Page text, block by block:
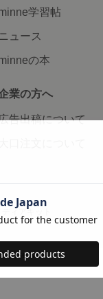
学習帖
ニュース
の本
業の方へ
告出稿について
ディアキット
reserved.